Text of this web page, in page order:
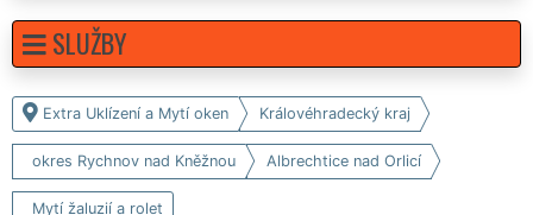
Extra Uklízení a Mytí oken Královéhradecký kraj
okres Rychnov nad Kněžnou Albrechtice nad Orlicí
Mytí žaluzií a rolet
SLUŽBY